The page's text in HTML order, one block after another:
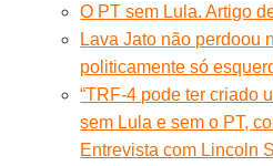
O PT sem Lula. Artigo
Lava Jato não perdoou
politicamente só
“TRF-4 pode ter criado
sem Lula e sem o PT,
Entrevista com Lincoln